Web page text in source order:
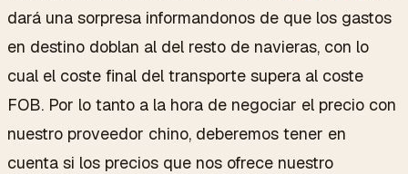
dará una sorpresa informandonos de que los gastos
en destino doblan al del resto de navieras, con lo
cual el coste final del transporte supera al coste
FOB. Por lo tanto a la hora de negociar el precio con
nuestro proveedor chino, deberemos tener en
cuenta si los precios que nos ofrece nuestro